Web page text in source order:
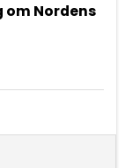
Nordens